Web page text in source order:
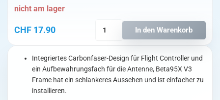
CHF 17.90
nicht am lager
Menge
In den Warenkorb
Integriertes Carbonfaser-Design für Flight Controller und
ein Aufbewahrungsfach für die Antenne, Beta95X V3
Frame hat ein schlankeres Aussehen und ist einfacher zu
installieren.